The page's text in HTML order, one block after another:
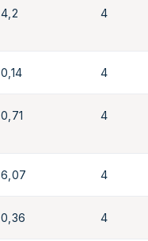
4,2 4
0,14 4
0,71 4
6,07 4
0,36 4